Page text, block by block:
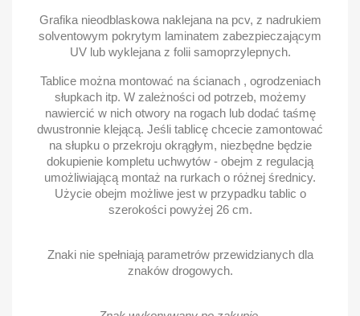
Grafika nieodblaskowa naklejana na pcv, z nadrukiem
solventowym pokrytym laminatem zabezpieczającym
UV lub wyklejana z folii samoprzylepnych.
Tablice można montować na ścianach , ogrodzeniach
słupkach itp. W zależności od potrzeb, możemy
nawiercić w nich otwory na rogach lub dodać taśmę
dwustronnie klejącą. Jeśli tablicę chcecie zamontować
na słupku o przekroju okrągłym, niezbędne będzie
dokupienie kompletu uchwytów - obejm z regulacją
umożliwiającą montaż na rurkach o różnej średnicy.
Użycie obejm możliwe jest w przypadku tablic o
szerokości powyżej 26 cm.
Znaki nie spełniają parametrów przewidzianych dla
znaków drogowych.